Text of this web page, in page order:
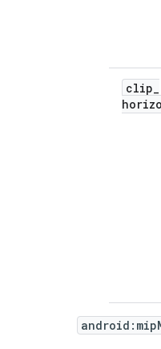
clip_